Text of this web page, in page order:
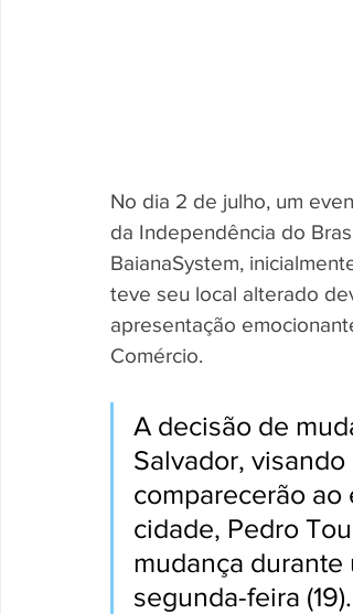
No dia 2 de julho, um
da Independência do
BaianaSystem,
teve seu local alterado
apresentação
Comércio.
A decisão de
Salvador,
comparecerão ao
cidade, Pedro
mudança durante
segunda-feira